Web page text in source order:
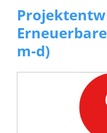
m-d)